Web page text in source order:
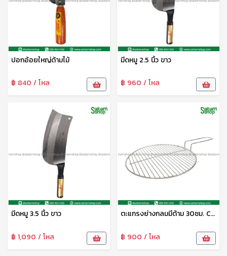
ปอกอ้อยใหญ่ด้ามไม้
฿ 840 / โหล
มีดหมู 2.5 นิ้ว ขาว
฿ 960 / โหล
มีดหมู 3.5 นิ้ว ขาว
฿ 1,090 / โหล
ตะแกรงย่างกลมมีด้าม 30ซม. CYS
฿ 900 / โหล